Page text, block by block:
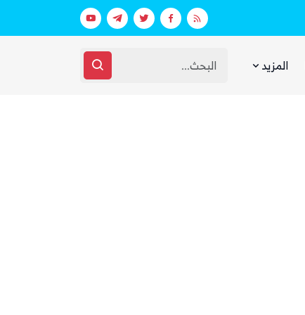
بينما يجوع اليمنيون.. شبكات حوثية
المزيد